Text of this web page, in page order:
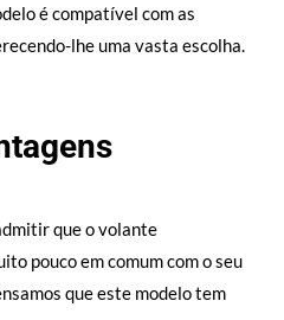
é compatível com as
lhe uma vasta escolha.
que o volante
pouco em comum com o seu
que este modelo tem